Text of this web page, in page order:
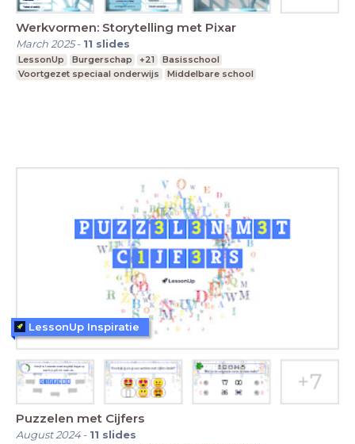
Werkvormen: Storytelling met Pixar
March 2025- 11 slides
LessonUp Burgerschap +21
Basisschool
Voortgezet speciaal onderwijs
Middelbare school
Puzzelen met Cijfers
August 2024- 11 slides
LessonUp Inspiratie